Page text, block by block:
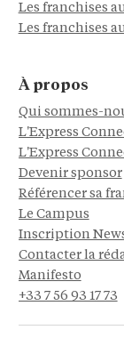
Les franchises
Les franchises
À propos
Qui sommes-
L'Express
L'Express
Devenir sponsor
Référencer sa
Le Campus
Inscription
Contacter la
Manifesto
+33 7 56 93 17 73